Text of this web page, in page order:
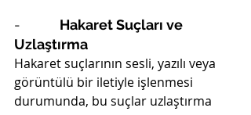
- Hakaret Suçları ve
Uzlaştırma
Hakaret suçlarının sesli, yazılı veya
görüntülü bir iletiyle işlenmesi
durumunda, bu suçlar uzlaştırma